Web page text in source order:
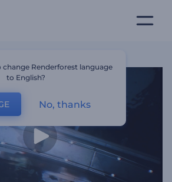
Renderforest language
to English?
No, thanks